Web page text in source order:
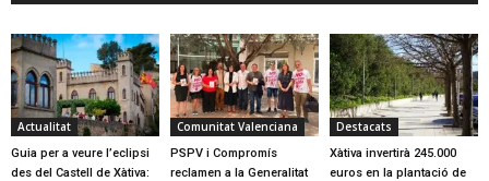
Actualitat
Guia per a veure l’eclipsi
des del Castell de Xàtiva:
Comunitat Valenciana
PSPV i Compromís
reclamen a la Generalitat
Destacats
Xàtiva invertirà 245.000
euros en la plantació de